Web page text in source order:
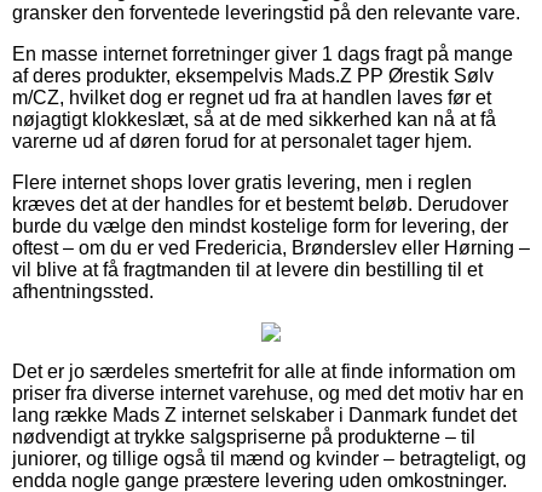
gransker den forventede leveringstid på den relevante vare.
En masse internet forretninger giver 1 dags fragt på mange
af deres produkter, eksempelvis Mads.Z PP Ørestik Sølv
m/CZ, hvilket dog er regnet ud fra at handlen laves før et
nøjagtigt klokkeslæt, så at de med sikkerhed kan nå at få
varerne ud af døren forud for at personalet tager hjem.
Flere internet shops lover gratis levering, men i reglen
kræves det at der handles for et bestemt beløb. Derudover
burde du vælge den mindst kostelige form for levering, der
oftest – om du er ved Fredericia, Brønderslev eller Hørning –
vil blive at få fragtmanden til at levere din bestilling til et
afhentningssted.
Det er jo særdeles smertefrit for alle at finde information om
priser fra diverse internet varehuse, og med det motiv har en
lang række Mads Z internet selskaber i Danmark fundet det
nødvendigt at trykke salgspriserne på produkterne – til
juniorer, og tillige også til mænd og kvinder – betragteligt, og
endda nogle gange præstere levering uden omkostninger.